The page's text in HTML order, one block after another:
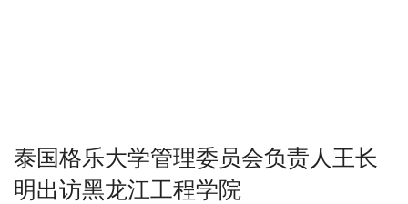
泰国格乐大学管理委员会负责人王长
明出访黑龙江工程学院